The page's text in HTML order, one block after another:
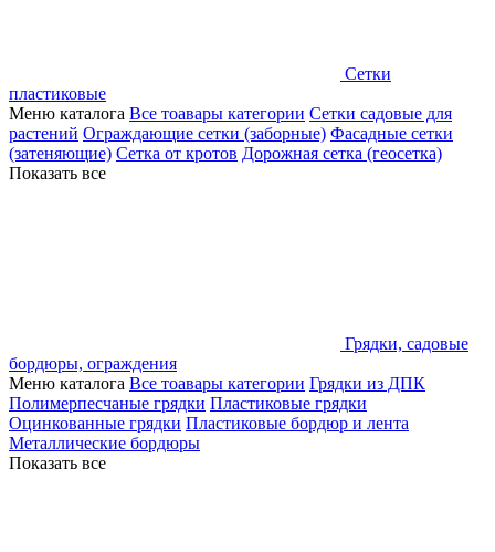
Сетки
пластиковые
Меню каталога Все тоавары категории Сетки садовые для
растений Ограждающие сетки (заборные) Фасадные сетки
(затеняющие) Сетка от кротов Дорожная сетка (геосетка)
Показать все
Грядки, садовые
бордюры, ограждения
Меню каталога Все тоавары категории Грядки из ДПК
Полимерпесчаные грядки Пластиковые грядки
Оцинкованные грядки Пластиковые бордюр и лента
Металлические бордюры
Показать все